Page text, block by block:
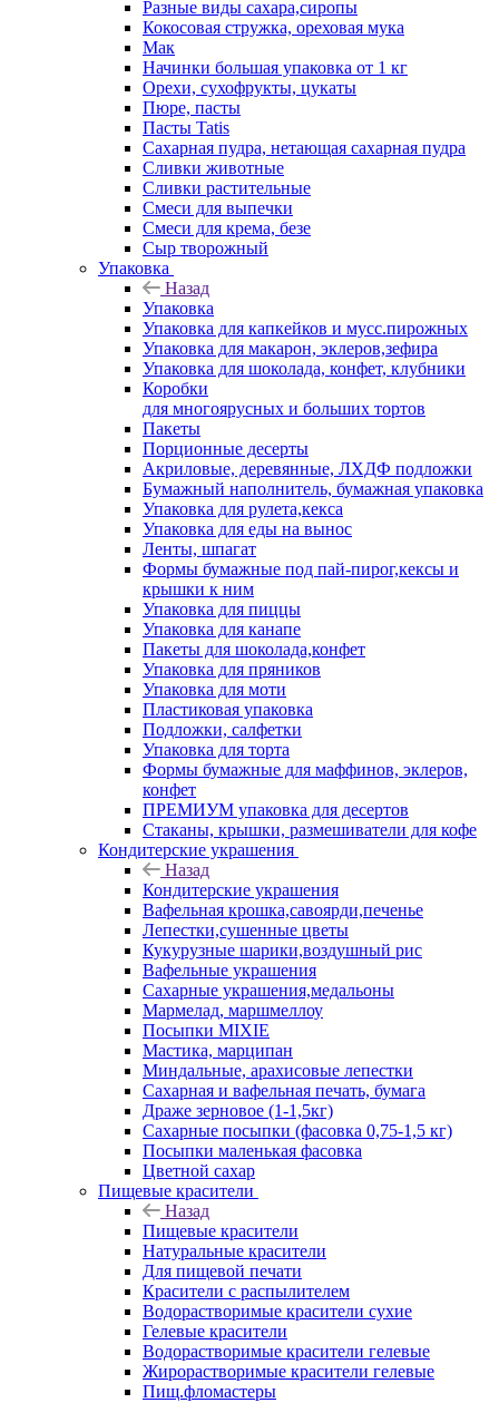
Разные виды сахара,сиропы
Кокосовая стружка, ореховая мука
Мак
Начинки большая упаковка от 1 кг
Орехи, сухофрукты, цукаты
Пюре, пасты
Пасты Tatis
Сахарная пудра, нетающая сахарная пудра
Сливки животные
Сливки растительные
Смеси для выпечки
Смеси для крема, безе
Сыр творожный
Упаковка
Назад
Упаковка
Упаковка для капкейков и мусс.пирожных
Упаковка для макарон, эклеров,зефира
Упаковка для шоколада, конфет, клубники
Коробки
для многоярусных и больших тортов
Пакеты
Порционные десерты
Акриловые, деревянные, ЛХДФ подложки
Бумажный наполнитель, бумажная упаковка
Упаковка для рулета,кекса
Упаковка для еды на вынос
Ленты, шпагат
Формы бумажные под пай-пирог,кексы и
крышки к ним
Упаковка для пиццы
Упаковка для канапе
Пакеты для шоколада,конфет
Упаковка для пряников
Упаковка для моти
Пластиковая упаковка
Подложки, салфетки
Упаковка для торта
Формы бумажные для маффинов, эклеров,
конфет
ПРЕМИУМ упаковка для десертов
Стаканы, крышки, размешиватели для кофе
Кондитерские украшения
Назад
Кондитерские украшения
Вафельная крошка,савоярди,печенье
Лепестки,сушенные цветы
Кукурузные шарики,воздушный рис
Вафельные украшения
Сахарные украшения,медальоны
Мармелад, маршмеллоу
Посыпки MIXIE
Мастика, марципан
Миндальные, арахисовые лепестки
Сахарная и вафельная печать, бумага
Драже зерновое (1-1,5кг)
Сахарные посыпки (фасовка 0,75-1,5 кг)
Посыпки маленькая фасовка
Цветной сахар
Пищевые красители
Назад
Пищевые красители
Натуральные красители
Для пищевой печати
Красители с распылителем
Водорастворимые красители сухие
Гелевые красители
Водорастворимые красители гелевые
Жирорастворимые красители гелевые
Пищ.фломастеры